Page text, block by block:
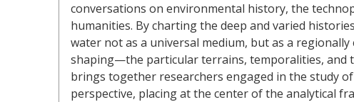
conversations on environmental history, the
humanities. By charting the deep and varied
water not as a universal medium, but as a
shaping—the particular terrains, temporalities, and
brings together researchers engaged in the study
perspective, placing at the center of the analytical